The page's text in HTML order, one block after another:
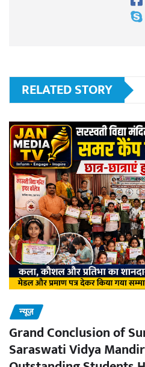
RELATED STORY
न्यूज़
Grand Conclusion of
Saraswati Vidya